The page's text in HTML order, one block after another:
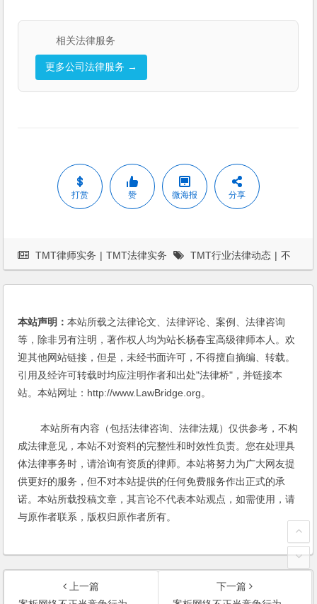
相关法律服务
更多公司法律服务 →
打赏 赞 微海报 分享
TMT律师实务 | TMT法律实务 TMT行业法律动态 | 不
本站声明：本站所载之法律论文、法律评论、案例、法律咨询
等，除非另有注明，著作权人均为站长杨春宝高级律师本人。欢
迎其他网站链接，但是，未经书面许可，不得擅自摘编、转载。
引用及经许可转载时均应注明作者和出处"法律桥"，并链接本
站。本站网址：http://www.LawBridge.org。
本站所有内容（包括法律咨询、法律法规）仅供参考，不构
成法律意见，本站不对资料的完整性和时效性负责。您在处理具
体法律事务时，请洽询有资质的律师。本站将努力为广大网友提
供更好的服务，但不对本站提供的任何免费服务作出正式的承
诺。本站所载投稿文章，其言论不代表本站观点，如需使用，请
与原作者联系，版权归原作者所有。
上一篇
下一篇